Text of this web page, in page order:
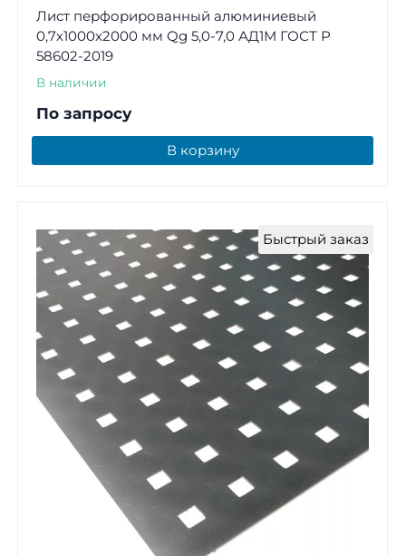
Лист перфорированный алюминиевый
0,7х1000х2000 мм Qg 5,0-7,0 АД1М ГОСТ Р
58602-2019
В наличии
По запросу
В корзину
Быстрый заказ